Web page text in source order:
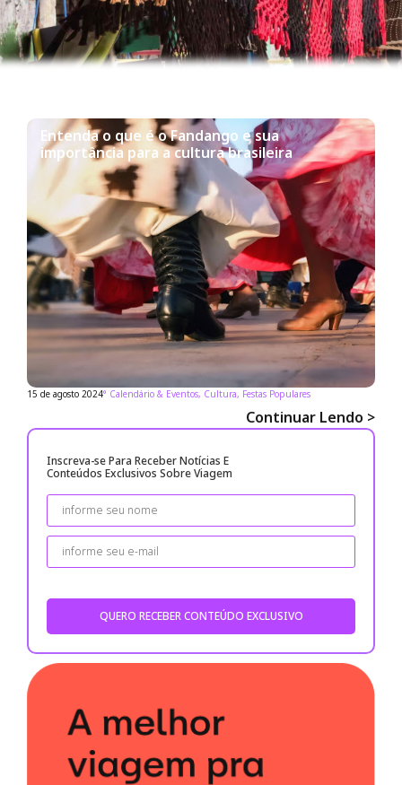
Entenda o que é o Fandango e sua
importância para a cultura brasileira
15 de agosto 2024° Calendário & Eventos, Cultura, Festas Populares
Continuar Lendo >
Inscreva-se Para Receber Notícias E
Conteúdos Exclusivos Sobre Viagem